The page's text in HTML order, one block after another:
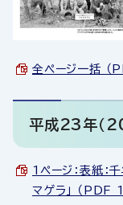
全ページ一括
平成23年（
1ページ：表紙：
マゲラ」 （PDF